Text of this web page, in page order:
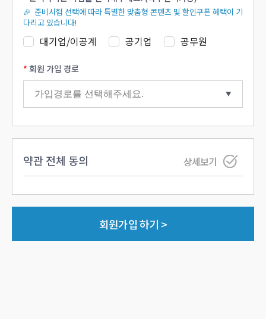
🎉 준비시험 선택에 따라 특별한 맞춤형 콘텐츠 및 할인쿠폰 혜택이 기
다리고 있습니다!
대기업/이공계 공기업 공무원
회원 가입 경로
약관 전체 동의 상세보기
회원가입 하기 >